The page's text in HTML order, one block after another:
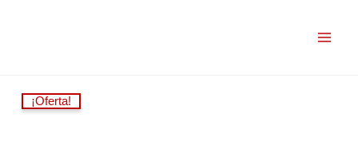
¡Oferta!